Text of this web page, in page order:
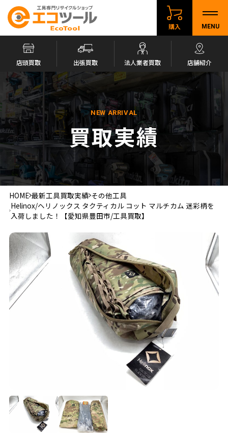
購入 MENU
店頭買取 出張買取 法人業者買取 店舗紹介
NEW ARRIVAL
買取実績
HOME 最新工具買取実績 その他工具
Helinox/ヘリノックス タクティカル コット マルチカム 迷彩柄を
入荷しました！【愛知県豊田市/工具買取】